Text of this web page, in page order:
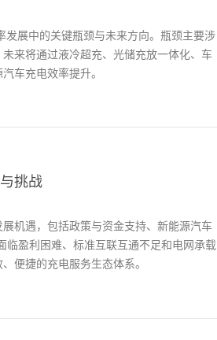
展中的关键瓶颈与未来方向。瓶颈主要涉
来将通过液冷超充、光储充放一体化、车
车充电效率提升。
挑战
机遇，包括政策与资金支持、新能源汽车
盈利困难、标准互联互通不足和电网承载
便捷的充电服务生态体系。